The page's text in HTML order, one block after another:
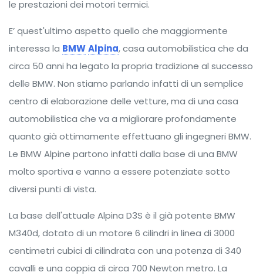
le prestazioni dei motori termici.
E’ quest'ultimo aspetto quello che maggiormente
interessa la BMWAlpina, casa automobilistica che da
circa 50 anni ha legato la propria tradizione al successo
delle BMW. Non stiamo parlando infatti di un semplice
centro di elaborazione delle vetture, ma di una casa
automobilistica che va a migliorare profondamente
quanto già ottimamente effettuano gli ingegneri BMW.
Le BMW Alpine partono infatti dalla base di una BMW
molto sportiva e vanno a essere potenziate sotto
diversi punti di vista.
La base dell'attuale Alpina D3S è il già potente BMW
M340d, dotato di un motore 6 cilindri in linea di 3000
centimetri cubici di cilindrata con una potenza di 340
cavalli e una coppia di circa 700 Newton metro. La